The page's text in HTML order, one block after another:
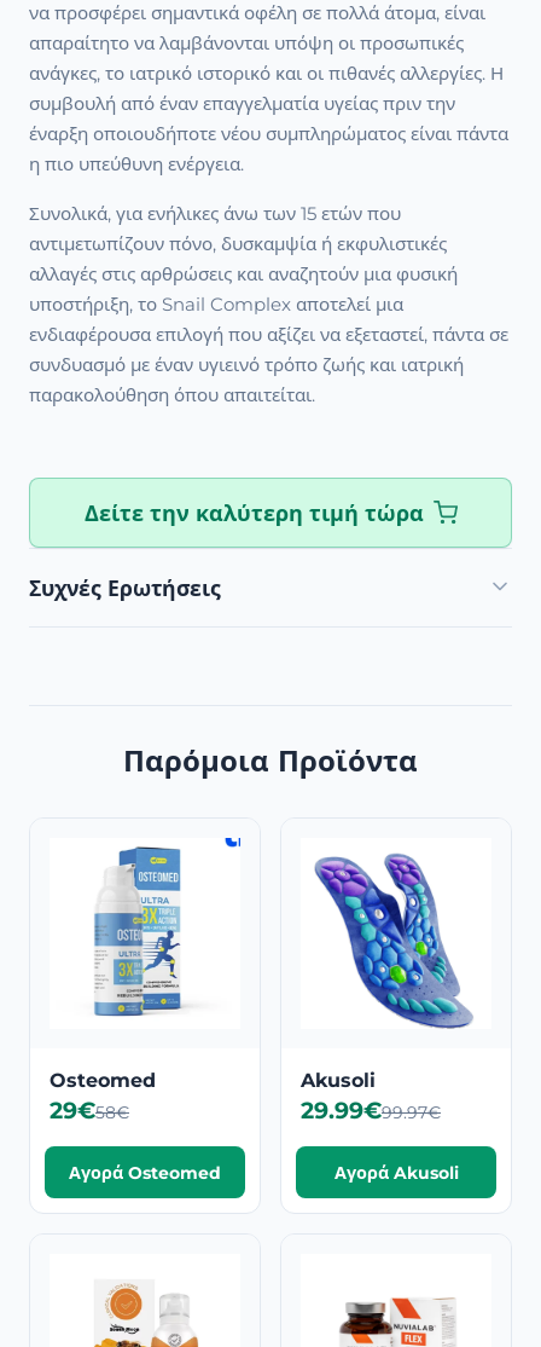
να προσφέρει σημαντικά οφέλη σε πολλά άτομα, είναι
απαραίτητο να λαμβάνονται υπόψη οι προσωπικές
ανάγκες, το ιατρικό ιστορικό και οι πιθανές αλλεργίες. Η
συμβουλή από έναν επαγγελματία υγείας πριν την
έναρξη οποιουδήποτε νέου συμπληρώματος είναι πάντα
η πιο υπεύθυνη ενέργεια.
Συνολικά, για ενήλικες άνω των 15 ετών που
αντιμετωπίζουν πόνο, δυσκαμψία ή εκφυλιστικές
αλλαγές στις αρθρώσεις και αναζητούν μια φυσική
υποστήριξη, το Snail Complex αποτελεί μια
ενδιαφέρουσα επιλογή που αξίζει να εξεταστεί, πάντα σε
συνδυασμό με έναν υγιεινό τρόπο ζωής και ιατρική
παρακολούθηση όπου απαιτείται.
Δείτε την καλύτερη τιμή τώρα
Συχνές Ερωτήσεις
Παρόμοια Προϊόντα
Osteomed
29€58€
Αγορά Osteomed
Akusoli
29.99€99.97€
Αγορά Akusoli